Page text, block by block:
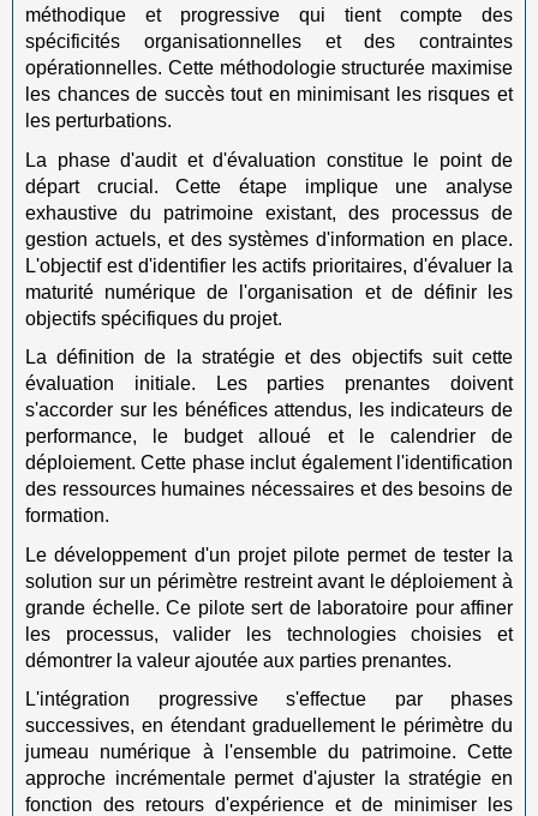
méthodique et progressive qui tient compte des
spécificités organisationnelles et des contraintes
opérationnelles. Cette méthodologie structurée maximise
les chances de succès tout en minimisant les risques et
les perturbations.
La phase d'audit et d'évaluation constitue le point de
départ crucial. Cette étape implique une analyse
exhaustive du patrimoine existant, des processus de
gestion actuels, et des systèmes d'information en place.
L'objectif est d'identifier les actifs prioritaires, d'évaluer la
maturité numérique de l'organisation et de définir les
objectifs spécifiques du projet.
La définition de la stratégie et des objectifs suit cette
évaluation initiale. Les parties prenantes doivent
s'accorder sur les bénéfices attendus, les indicateurs de
performance, le budget alloué et le calendrier de
déploiement. Cette phase inclut également l'identification
des ressources humaines nécessaires et des besoins de
formation.
Le développement d'un projet pilote permet de tester la
solution sur un périmètre restreint avant le déploiement à
grande échelle. Ce pilote sert de laboratoire pour affiner
les processus, valider les technologies choisies et
démontrer la valeur ajoutée aux parties prenantes.
L'intégration progressive s'effectue par phases
successives, en étendant graduellement le périmètre du
jumeau numérique à l'ensemble du patrimoine. Cette
approche incrémentale permet d'ajuster la stratégie en
fonction des retours d'expérience et de minimiser les